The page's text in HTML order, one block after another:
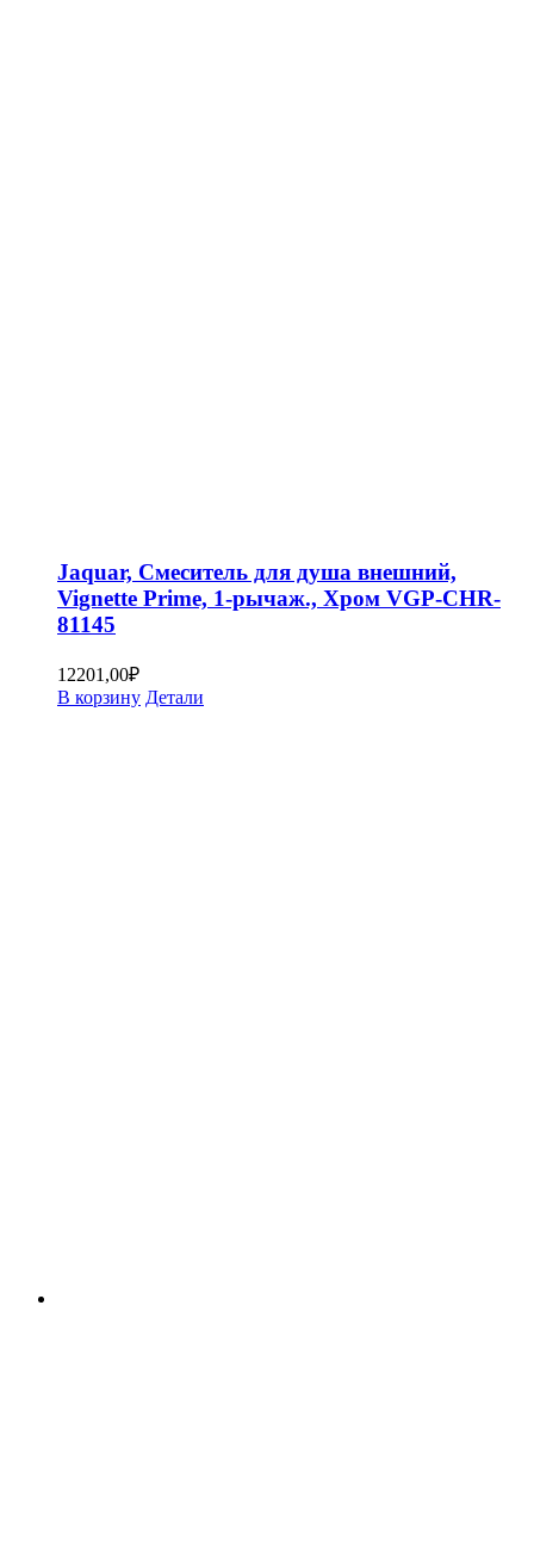
Jaquar, Смеситель для душа внешний,
Vignette Prime, 1-рычаж., Хром VGP-CHR-
81145
12201,00₽
В корзину Детали